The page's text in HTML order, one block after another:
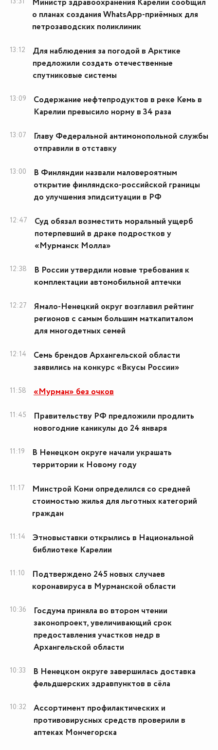
Министр здравоохранения Карелии сообщил
о планах создания WhatsApp-приёмных для
петрозаводских поликлиник
13:12
Для наблюдения за погодой в Арктике
предложили создать отечественные
спутниковые системы
13:09
Содержание нефтепродуктов в реке Кемь в
Карелии превысило норму в 34 раза
13:07
Главу Федеральной антимонопольной службы
отправили в отставку
13:00
В Финляндии назвали маловероятным
открытие финляндско-российской границы
до улучшения эпидситуации в РФ
12:47
Суд обязал возместить моральный ущерб
потерпевший в драке подростков у
«Мурманск Молла»
12:38
В России утвердили новые требования к
комплектации автомобильной аптечки
12:27
Ямало-Ненецкий округ возглавил рейтинг
регионов с самым большим маткапиталом
для многодетных семей
12:14
Семь брендов Архангельской области
заявились на конкурс «Вкусы России»
11:58 «Мурман» без очков
11:45
Правительству РФ предложили продлить
новогодние каникулы до 24 января
11:19
В Ненецком округе начали украшать
территории к Новому году
11:17
Минстрой Коми определился со средней
стоимостью жилья для льготных категорий
граждан
11:14
Этновыставки открылись в Национальной
библиотеке Карелии
11:10
Подтверждено 245 новых случаев
коронавируса в Мурманской области
10:36
Госдума приняла во втором чтении
законопроект, увеличивающий срок
предоставления участков недр в
Архангельской области
10:33
В Ненецком округе завершилась доставка
фельдшерских здравпунктов в сёла
10:32
Ассортимент профилактических и
противовирусных средств проверили в
аптеках Мончегорска